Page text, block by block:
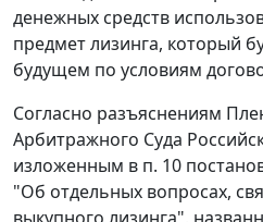
денежных средств
предмет лизинга, который
будущем по условиям
Согласно разъяснениям
Арбитражного Суда
изложенным в п. 10
"Об отдельных вопросах,